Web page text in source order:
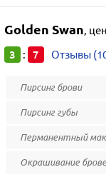
Golden Swan,
3 : 7 Отзывы
Пирсинг брови
Пирсинг губы
Перманентный
Окрашивание